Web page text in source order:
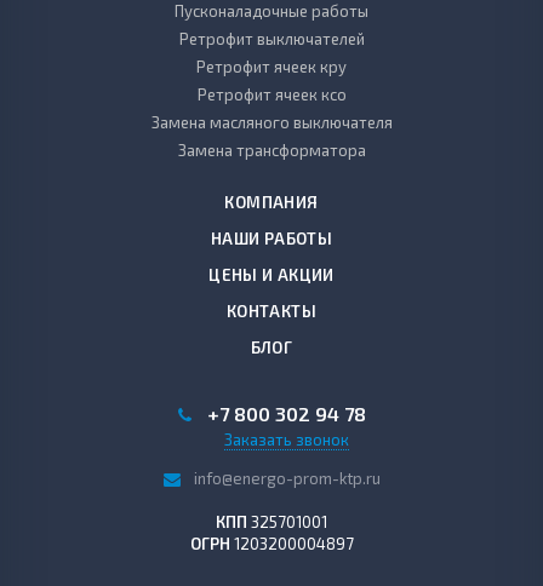
Пусконаладочные работы
Ретрофит выключателей
Ретрофит ячеек кру
Ретрофит ячеек ксо
Замена масляного выключателя
Замена трансформатора
КОМПАНИЯ
НАШИ РАБОТЫ
ЦЕНЫ И АКЦИИ
КОНТАКТЫ
БЛОГ
+7 800 302 94 78
Заказать звонок
info@energo-prom-ktp.ru
КПП 325701001
ОГРН 1203200004897